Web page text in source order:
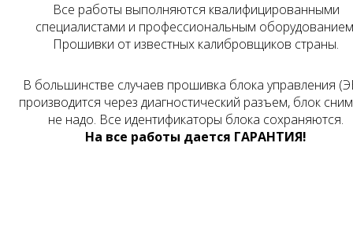
Все работы выполняются квалифицированными
специалистами и профессиональным
Прошивки от известных калибровщиков страны.
В большинстве случаев прошивка блока управления
производится через диагностический разъем, блок
не надо. Все идентификаторы блока сохраняются.
На все работы дается ГАРАНТИЯ!